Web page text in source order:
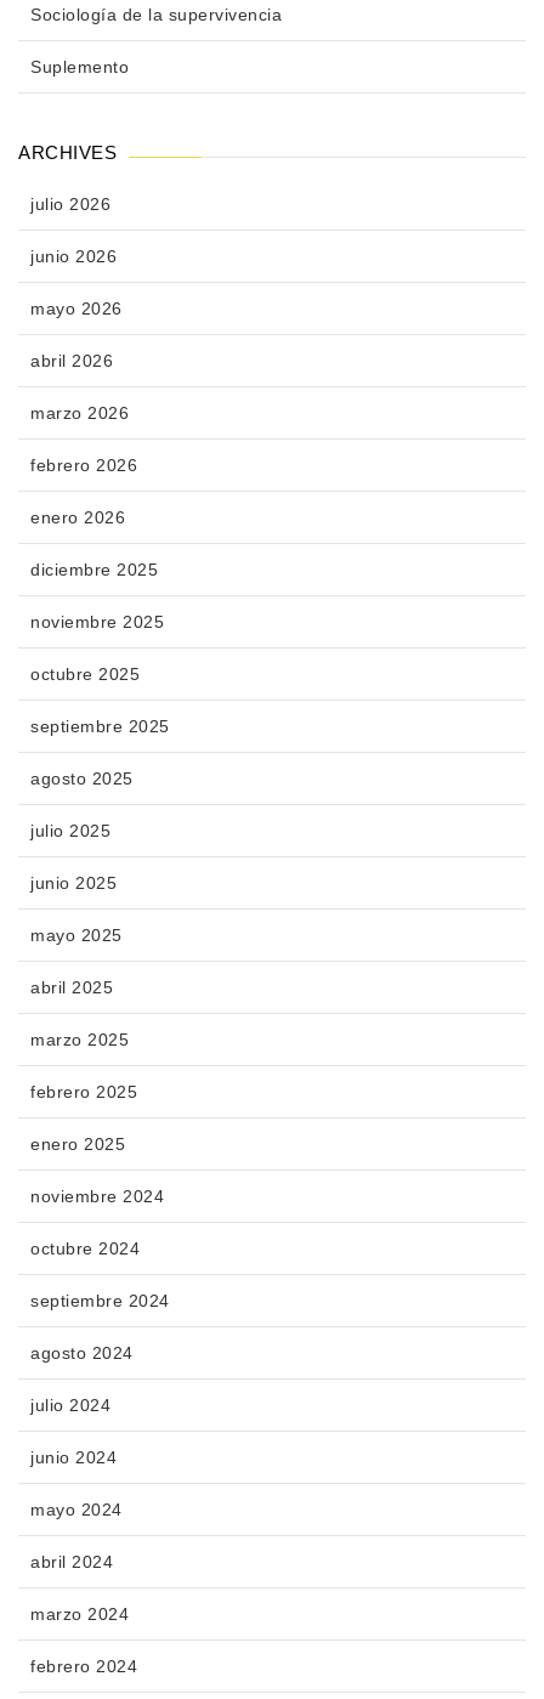
Sociología de la supervivencia
Suplemento
ARCHIVES
julio 2026
junio 2026
mayo 2026
abril 2026
marzo 2026
febrero 2026
enero 2026
diciembre 2025
noviembre 2025
octubre 2025
septiembre 2025
agosto 2025
julio 2025
junio 2025
mayo 2025
abril 2025
marzo 2025
febrero 2025
enero 2025
noviembre 2024
octubre 2024
septiembre 2024
agosto 2024
julio 2024
junio 2024
mayo 2024
abril 2024
marzo 2024
febrero 2024